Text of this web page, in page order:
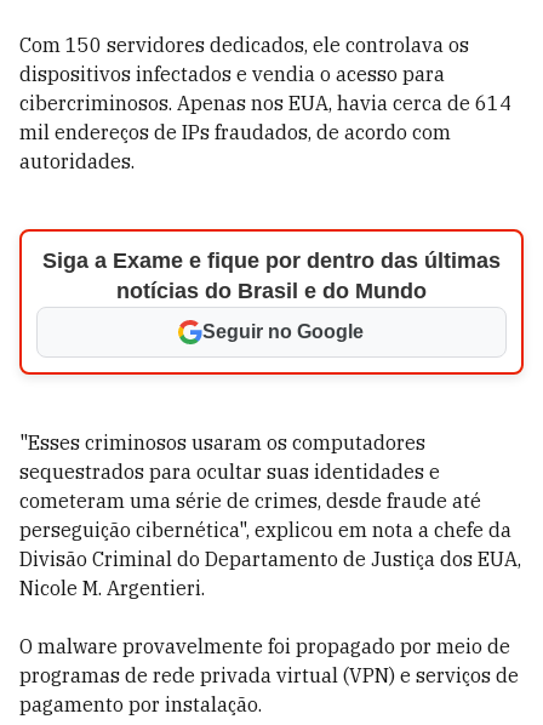
Com 150 servidores dedicados, ele controlava os
dispositivos infectados e vendia o acesso para
cibercriminosos. Apenas nos EUA, havia cerca de 614
mil endereços de IPs fraudados, de acordo com
autoridades.
Siga a Exame e fique por dentro das últimas
notícias do Brasil e do Mundo
Seguir no Google
"Esses criminosos usaram os computadores
sequestrados para ocultar suas identidades e
cometeram uma série de crimes, desde fraude até
perseguição cibernética", explicou em nota a chefe da
Divisão Criminal do Departamento de Justiça dos EUA,
Nicole M. Argentieri.
O malware provavelmente foi propagado por meio de
programas de rede privada virtual (VPN) e serviços de
pagamento por instalação.